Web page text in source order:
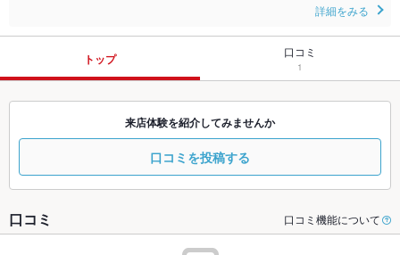
詳細をみる
トップ 口コミ
1
来店体験を紹介してみませんか
口コミを投稿する
口コミ 口コミ機能について